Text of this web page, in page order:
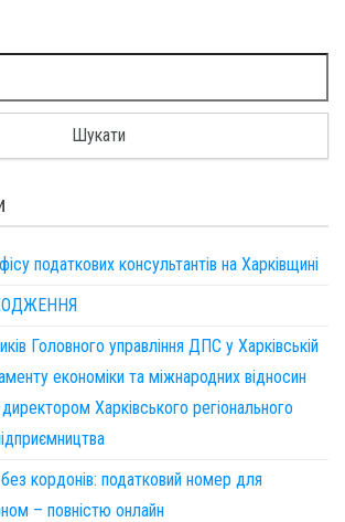
податкових консультантів на Харківщині
Головного управління ДПС у Харківській
економіки та міжнародних відносин
Харківського регіонального
кордонів: податковий номер для
– повністю онлайн